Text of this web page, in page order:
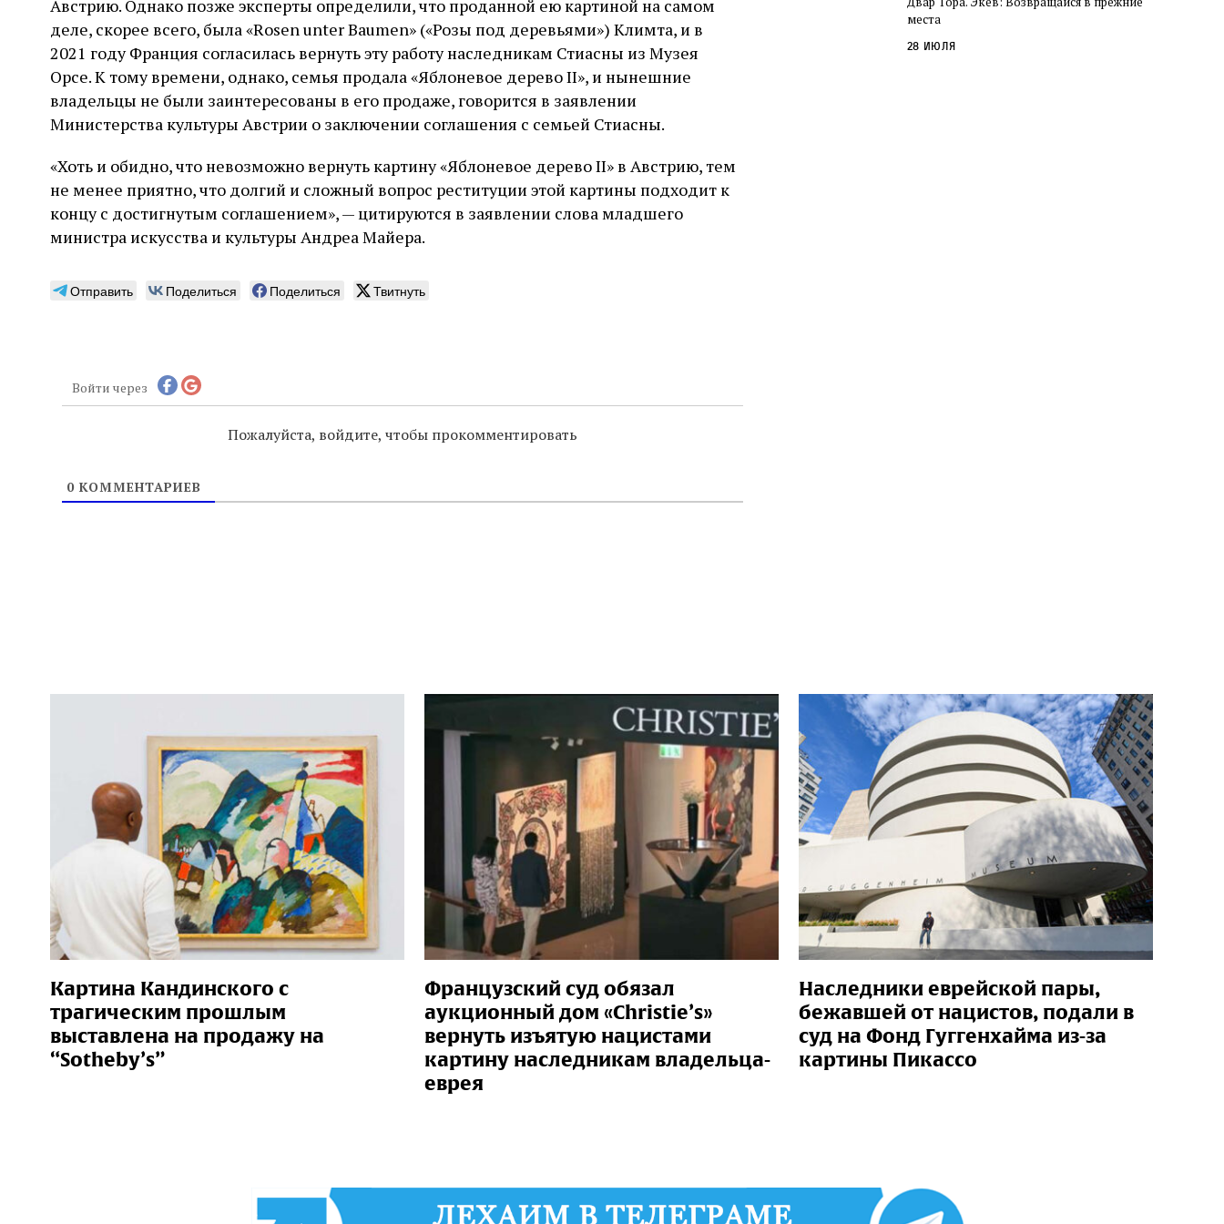
Австрию. Однако позже эксперты определили, что проданной ею картиной на самом
деле, скорее всего, была «Rosen unter Baumen» («Розы под деревьями») Климта, и в
2021 году Франция согласилась вернуть эту работу наследникам Стиасны из Музея
Орсе. К тому времени, однако, семья продала «Яблоневое дерево II», и нынешние
владельцы не были заинтересованы в его продаже, говорится в заявлении
Министерства культуры Австрии о заключении соглашения с семьей Стиасны.
«Хоть и обидно, что невозможно вернуть картину «Яблоневое дерево II» в Австрию, тем
не менее приятно, что долгий и сложный вопрос реституции этой картины подходит к
концу с достигнутым соглашением», — цитируются в заявлении слова младшего
министра искусства и культуры Андреа Майера.
Отправить Поделиться Поделиться Твитнуть
Войти через
Пожалуйста, войдите, чтобы прокомментировать
0КОММЕНТАРИЕВ
слово в переводе Библии
места
28 июля
Картина Кандинского с
трагическим прошлым
выставлена на продажу на
“Sotheby’s”
Французский суд обязал
аукционный дом «Christie’s»
вернуть изъятую нацистами
картину наследникам владельца-
еврея
Наследники еврейской пары,
бежавшей от нацистов, подали в
суд на Фонд Гуггенхайма из-за
картины Пикассо